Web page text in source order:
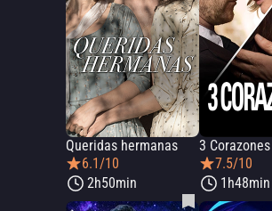
Queridas hermanas
6.1/10
2h50min
3 Corazones
7.5/10
1h48min